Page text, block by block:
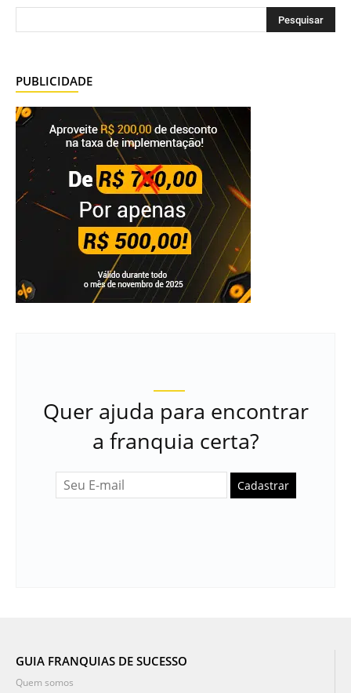
PUBLICIDADE
Quer ajuda para encontrar
a franquia certa?
Cadastrar
GUIA FRANQUIAS DE SUCESSO
Quem somos